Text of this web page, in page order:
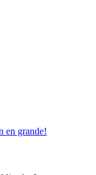
en grande!